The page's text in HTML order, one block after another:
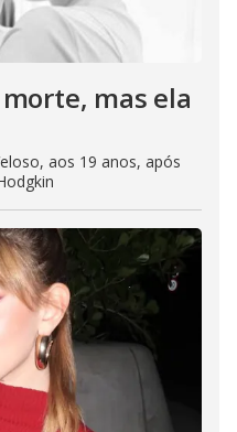
mas ela
aos 19 anos, após